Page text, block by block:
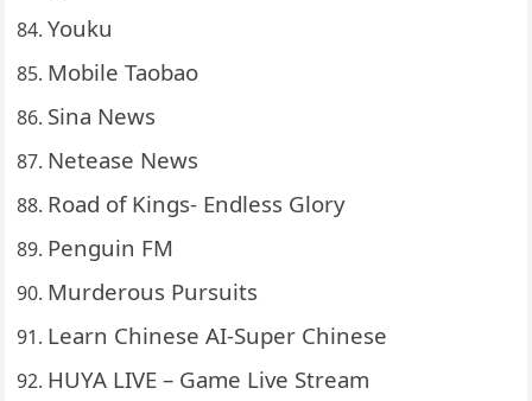
Youku
Mobile Taobao
Sina News
Netease News
Road of Kings- Endless Glory
Penguin FM
Murderous Pursuits
Learn Chinese AI-Super Chinese
HUYA LIVE – Game Live Stream